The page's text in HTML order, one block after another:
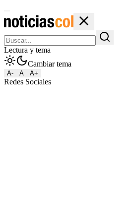
Lectura y tema
Cambiar tema
A- A A+
Redes Sociales